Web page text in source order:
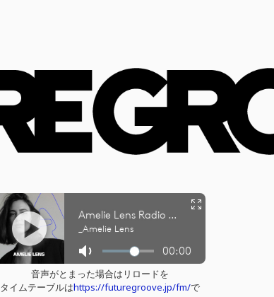
音声がとまった場合はリロードを
タイムテーブルはhttps://futuregroove.jp/fm/で